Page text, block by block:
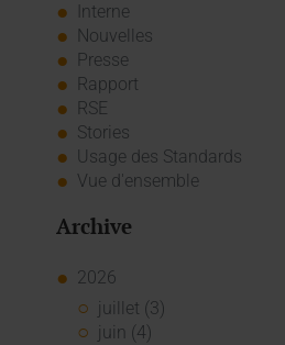
Interne
Nouvelles
Presse
Rapport
RSE
Stories
Usage des Standards
Vue d'ensemble
Archive
2026
juillet (3)
juin (4)